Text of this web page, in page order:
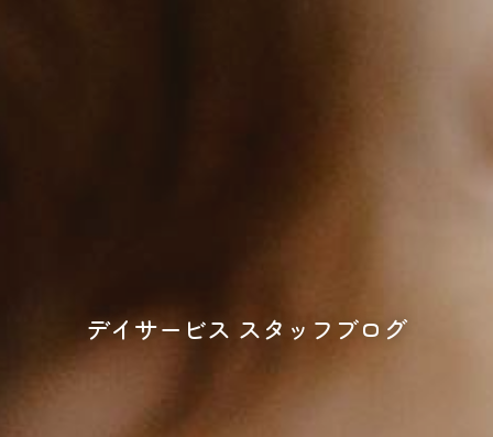
デイサービス スタッフブログ